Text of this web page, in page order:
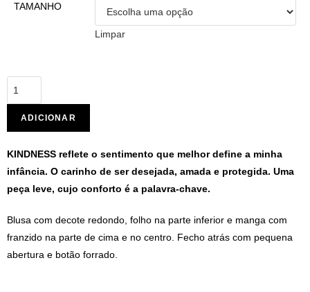
TAMANHO
Limpar
ADICIONAR
KINDNESS reflete o sentimento que melhor define a minha
infância. O carinho de ser desejada, amada e protegida. Uma
peça leve, cujo conforto é a palavra-chave.
Blusa com decote redondo, folho na parte inferior e manga com
franzido na parte de cima e no centro. Fecho atrás com pequena
abertura e botão forrado.